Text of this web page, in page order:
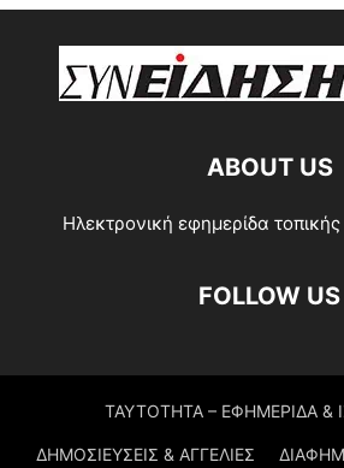
ABOUT US
Ηλεκτρονική εφημερίδα
FOLLOW US
ΤΑΥΤΟΤΗΤΑ – ΕΦΗΜΕΡΙΔΑ &
ΔΗΜΟΣΙΕΥΣΕΙΣ & ΑΓΓΕΛΙΕΣ